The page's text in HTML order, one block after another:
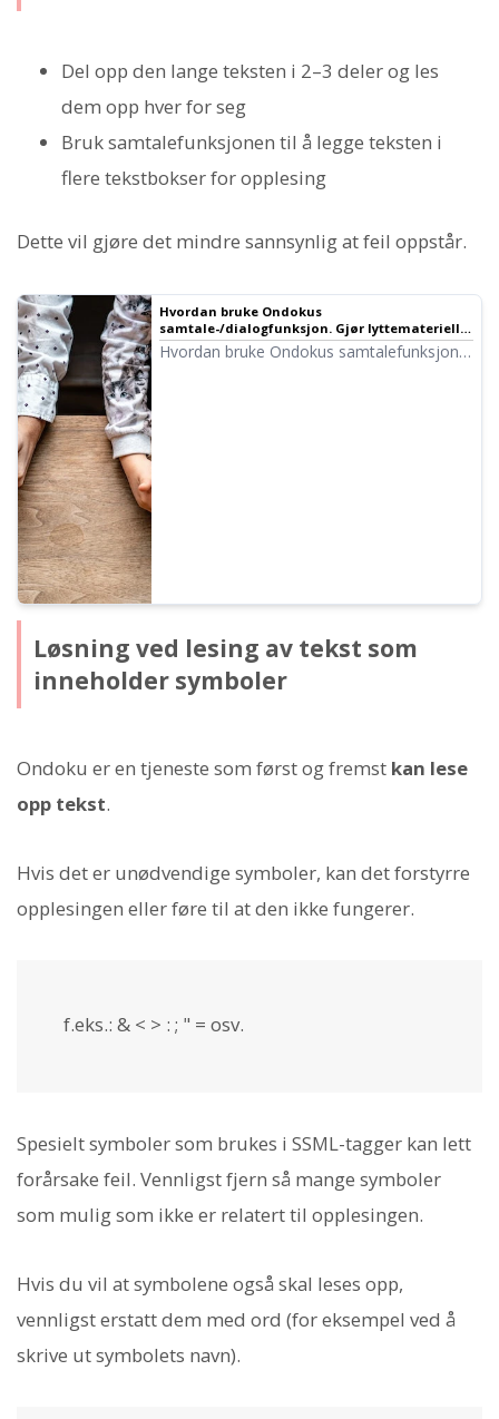
Del opp den lange teksten i 2–3 deler og les
dem opp hver for seg
Bruk samtalefunksjonen til å legge teksten i
flere tekstbokser for opplesing
Dette vil gjøre det mindre sannsynlig at feil oppstår.
Hvordan bruke Ondokus
samtale-/dialogfunksjon. Gjør lyttemateriell
og opprettelse av lange tekster mer praktisk
med talesyntese!
Hvordan bruke Ondokus samtalefunksjon!
Løsning ved lesing av tekst som
inneholder symboler
Ondoku er en tjeneste som først og fremst kan lese
opp tekst.
Hvis det er unødvendige symboler, kan det forstyrre
opplesingen eller føre til at den ikke fungerer.
f.eks.: & < > : ; " = osv.
Spesielt symboler som brukes i SSML-tagger kan lett
forårsake feil. Vennligst fjern så mange symboler
som mulig som ikke er relatert til opplesingen.
Hvis du vil at symbolene også skal leses opp,
vennligst erstatt dem med ord (for eksempel ved å
skrive ut symbolets navn).